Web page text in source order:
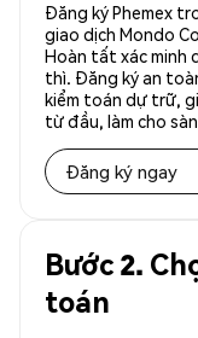
Đăng ký Phemex
giao dịch Mondo
Hoàn tất xác minh
thì. Đăng ký an
kiểm toán dự trữ,
từ đầu, làm cho
Đăng ký ngay
Bước 2.
toán